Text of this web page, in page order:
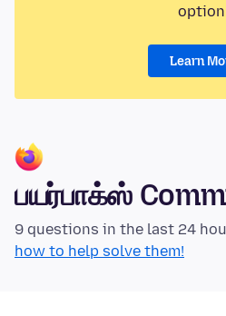
Learn
பயர்பாக்ஸ்
9 questions in the last 24
how to help solve them!